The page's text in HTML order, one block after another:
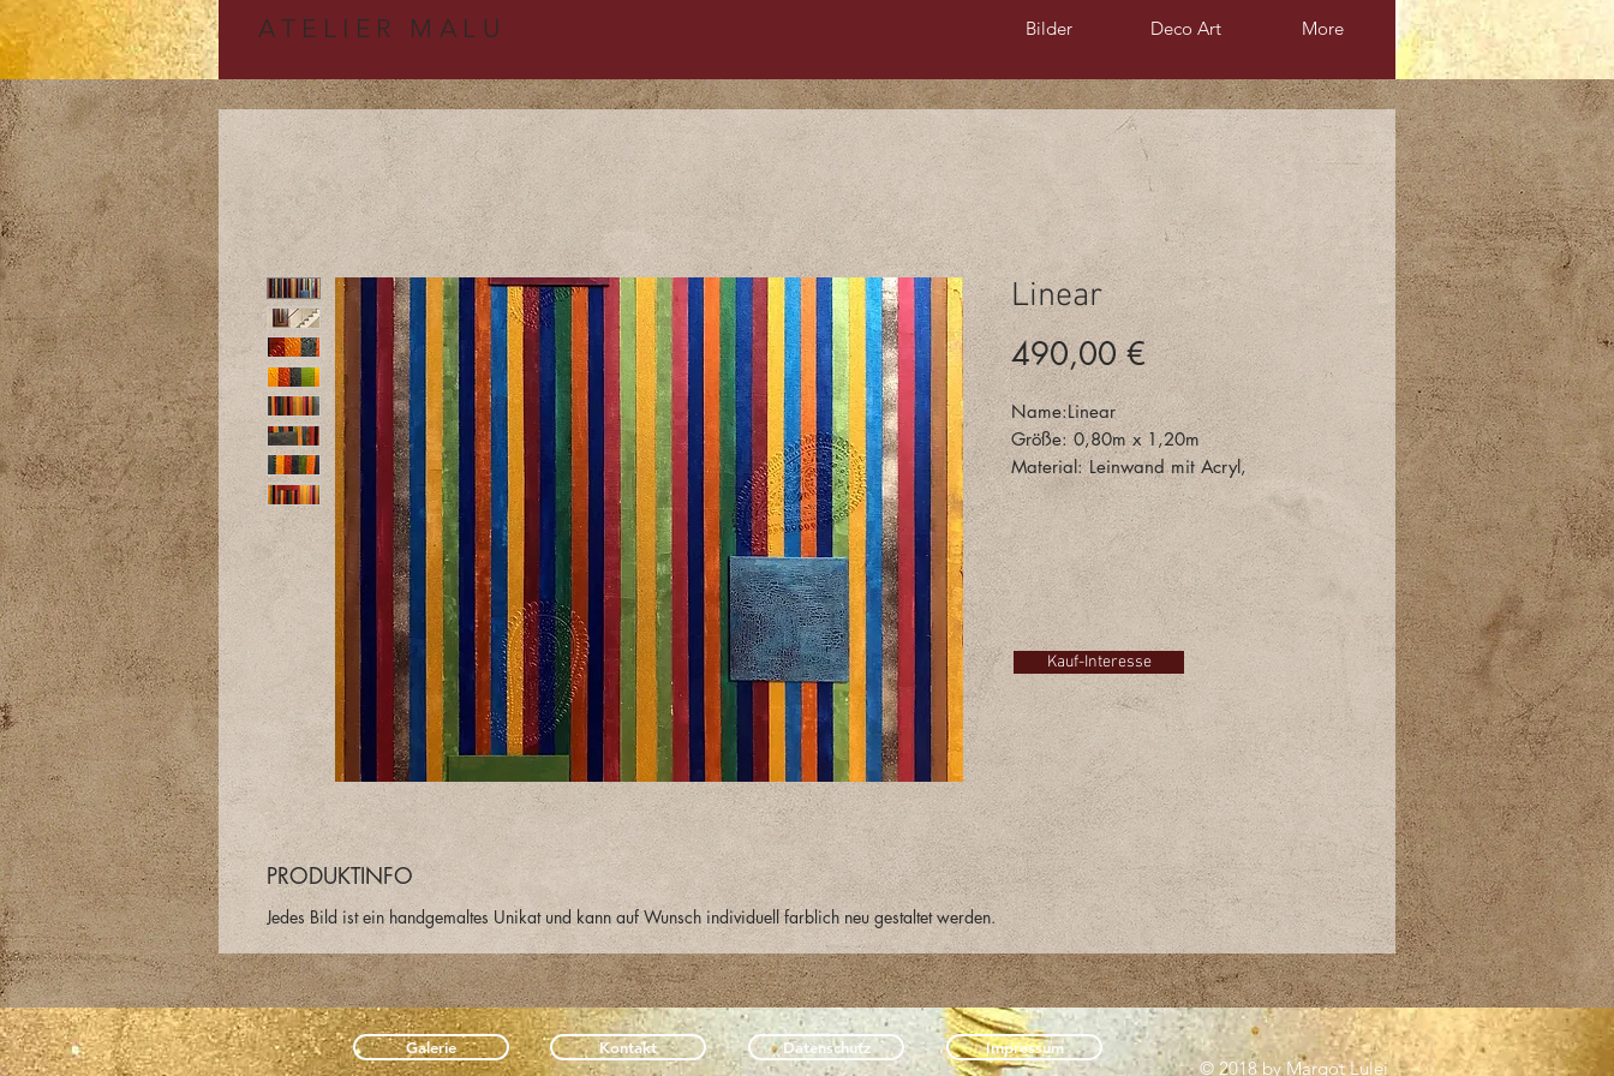
A TELIER MALU Bilder Deco Art More
Linear
490,00 €Preis
Name:Linear
Größe: 0,80m x 1,20m
Material: Leinwand mit Acryl,
Kupferplatten, Facettenlack
Interesse am Kauf dieses Bildes?
Klicken Sie auf den Button und schreiben
Sie mir einfach eine E-Mail!
PRODUKTINFO
Jedes Bild ist ein handgemaltes Unikat und kann auf Wunsch individuell farblich neu gestaltet werden.
Kauf-Interesse
Galerie Kontakt Datenschutz Impressum
© 2018 by Margot Lulei